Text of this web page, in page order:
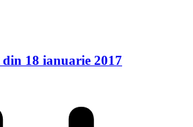
18 ianuarie 2017